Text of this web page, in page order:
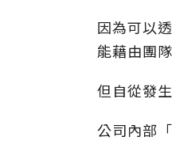
因為可以
能藉由團
但自從發
公司內部